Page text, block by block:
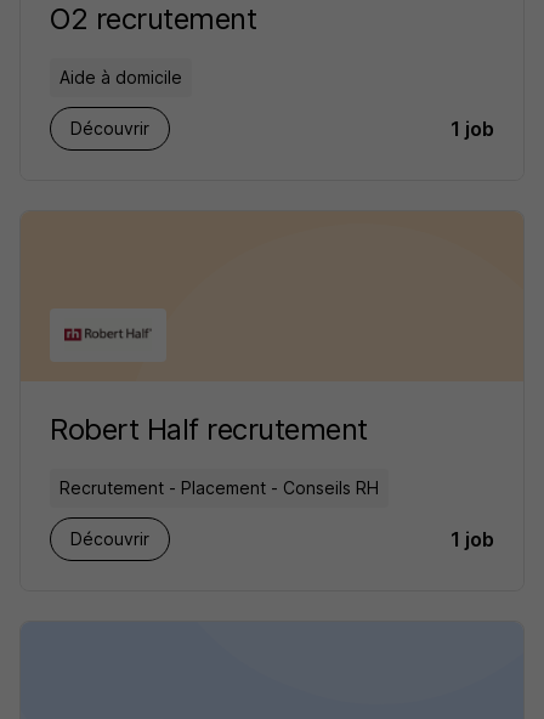
O2 recrutement
Aide à domicile
Découvrir 1 job
Robert Half recrutement
Recrutement - Placement - Conseils RH
Découvrir 1 job